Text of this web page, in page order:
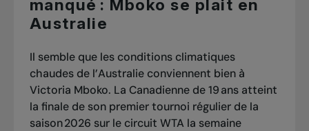
manqué : Mboko se plait en
Australie
Il semble que les conditions climatiques
chaudes de l’Australie conviennent bien à
Victoria Mboko. La Canadienne de 19 ans atteint
la finale de son premier tournoi régulier de la
saison 2026 sur le circuit WTA la semaine